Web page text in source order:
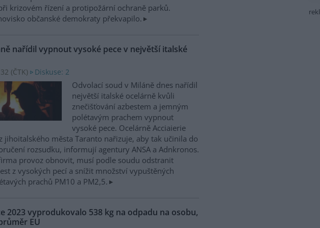
krizovém řízení a protipožární ochraně parků.
občanské demokraty překvapilo.
nařídil vypnout vysoké pece v největší italské
(ČTK) Diskuse: 2
Odvolací soud v Miláně dnes nařídil
největší italské ocelárně kvůli
znečišťování azbestem a jemným
polétavým prachem vypnout
vysoké pece. Ocelárně Acciaierie
z jihoitalského města Taranto nařizuje, aby tak učinila do
rozsudku, informují agentury ANSA a Adnkronos.
provoz obnovit, musí podle soudu odstranit
z vysokých pecí a snížit množství vypuštěných
prachů PM10 a PM2,5.
2023 vyprodukovalo 538 kg na odpadu na osobu,
EU